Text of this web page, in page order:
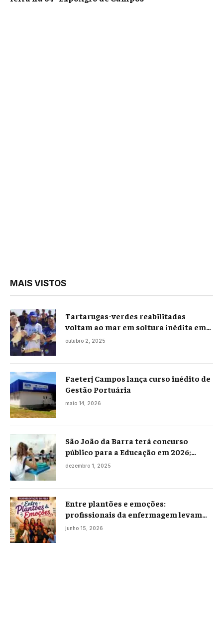
MAIS VISTOS
Tartarugas-verdes reabilitadas
voltam ao mar em soltura inédita em
Praia Seca
outubro 2, 2025
Faeterj Campos lança curso inédito de
Gestão Portuária
maio 14, 2026
São João da Barra terá concurso
público para a Educação em 2026;
projeto já está na Câmara
dezembro 1, 2025
Entre plantões e emoções:
profissionais da enfermagem levam
histórias reais ao palco em Campos
junho 15, 2026